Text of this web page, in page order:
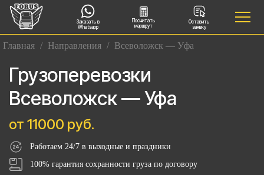
Заказать в
Whatsapp
Посчитать
маршрут
Оставить
заявку
Главная / Направления / Всеволожск — Уфа
Грузоперевозки
Всеволожск — Уфа
от 11000 руб.
Работаем 24/7 в выходные и праздники
100% гарантия сохранности груза по договору